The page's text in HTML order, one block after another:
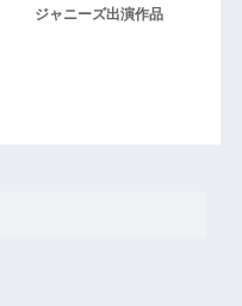
ジャニーズ出演作品